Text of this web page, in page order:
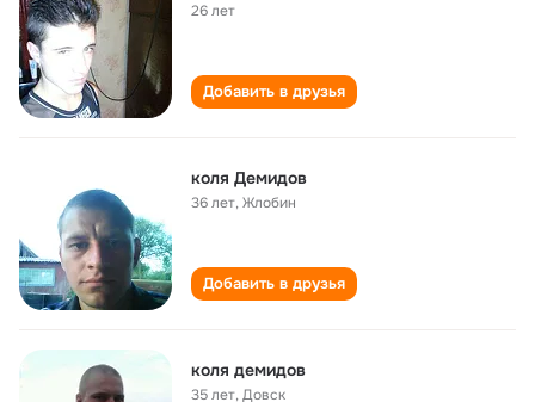
26 лет
Добавить в друзья
коля Демидов
36 лет,Жлобин
Добавить в друзья
коля демидов
35 лет,Довск